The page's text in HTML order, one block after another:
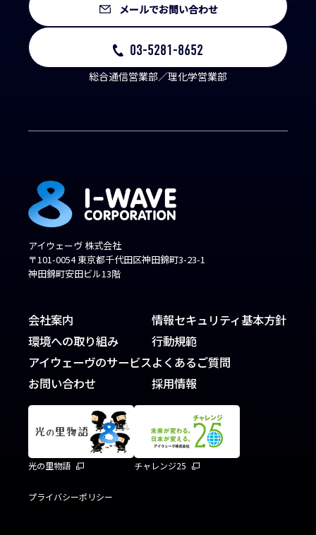
メールでお問い合わせ
03-5281-8652
総合通信営業部／理化学営業部
アイウェーヴ 株式会社
〒101-0054 東京都千代田区神田錦町3-23-1
神田錦町安田ビル13階
会社案内
環境への取り組み
アイウェーヴのサービス
お問い合わせ
情報セキュリティ基本方針
行動規範
よくあるご質問
採用情報
光の里物語 チャレンジ25
プライバシーポリシー